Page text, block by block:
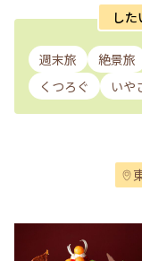
し
週末旅 絶景旅
くつろぐ
いや